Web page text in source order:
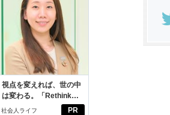
PR
視点を変えれば、世の中
は変わる。「Rethink
PROJECT」がつたえた
社会人ライフ